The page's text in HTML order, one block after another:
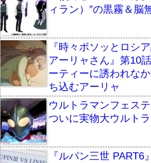
ィラン）”の黒霧＆脳
『時々ボソッとロシ
アーリャさん』第10
ーティーに誘われな
ち込むアーリャ
ウルトラマンフェス
ついに実物大ウルト
『ルパン三世 PART6